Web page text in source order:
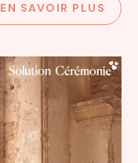
EN SAVOIR PLUS